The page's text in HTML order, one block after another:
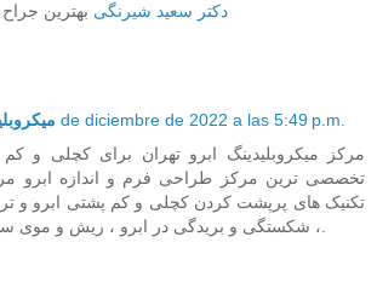
دکتر سعید شیرنگی بهترین
18 de diciembre de 2022 a las 5:49 p.m.
مرکز میکروبلیدینگ ابرو تهران برای کچلی و
تخصصی ترین مرکز طراحی فرم و اندازه ابرو
تکنیک های پرپشت کردن کچلی و کم پشتی ابرو و
، شکستگی و بریدگی در ابرو ، ریش و موی سر کنار شماییم.